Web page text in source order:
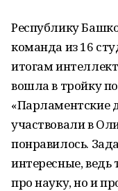
Республику
команда из 16
итогам
вошла в тройку
«Парламентские
участвовали в
понравилось.
интересные, ведь
про науку, но и